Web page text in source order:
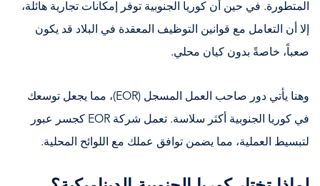
المتطورة. في حين أن كوريا الجنوبية توفر إمكانات تجارية هائلة،
إلا أن التعامل مع قوانين التوظيف المعقدة في البلاد قد يكون
صعباً، خاصةً بدون كيان محلي.
وهنا يأتي دور صاحب العمل المسجل (EOR)، مما يجعل توسعك
في كوريا الجنوبية أكثر سلاسة. تعمل شركة EOR كجسر عبور
لتبسيط العملية، مما يضمن توافق عملك مع اللوائح المحلية.